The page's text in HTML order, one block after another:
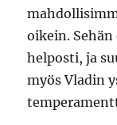
oikein.
helposti, ja
myös Vladin